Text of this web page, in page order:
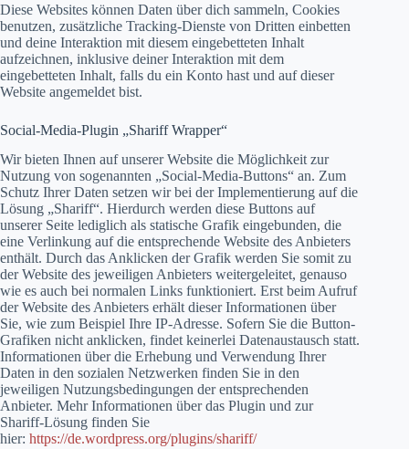
Diese Websites können Daten über dich sammeln, Cookies
benutzen, zusätzliche Tracking-Dienste von Dritten einbetten
und deine Interaktion mit diesem eingebetteten Inhalt
aufzeichnen, inklusive deiner Interaktion mit dem
eingebetteten Inhalt, falls du ein Konto hast und auf dieser
Website angemeldet bist.
Social-Media-Plugin „Shariff Wrapper“
Wir bieten Ihnen auf unserer Website die Möglichkeit zur
Nutzung von sogenannten „Social-Media-Buttons“ an. Zum
Schutz Ihrer Daten setzen wir bei der Implementierung auf die
Lösung „Shariff“. Hierdurch werden diese Buttons auf
unserer Seite lediglich als statische Grafik eingebunden, die
eine Verlinkung auf die entsprechende Website des Anbieters
enthält. Durch das Anklicken der Grafik werden Sie somit zu
der Website des jeweiligen Anbieters weitergeleitet, genauso
wie es auch bei normalen Links funktioniert. Erst beim Aufruf
der Website des Anbieters erhält dieser Informationen über
Sie, wie zum Beispiel Ihre IP-Adresse. Sofern Sie die Button-
Grafiken nicht anklicken, findet keinerlei Datenaustausch statt.
Informationen über die Erhebung und Verwendung Ihrer
Daten in den sozialen Netzwerken finden Sie in den
jeweiligen Nutzungsbedingungen der entsprechenden
Anbieter. Mehr Informationen über das Plugin und zur
Shariff-Lösung finden Sie
hier: https://de.wordpress.org/plugins/shariff/